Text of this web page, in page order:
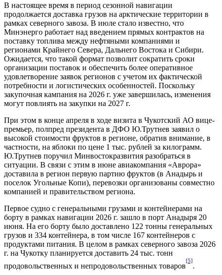
В настоящее время в период сезонной навигации
продолжается доставка грузов на арктические территории в
рамках северного завоза. В июле стало известно, что
Минэнерго работает над введением прямых контрактов на
поставку топлива между нефтяными компаниями и
регионами Крайнего Севера, Дальнего Востока и Сибири.
Ожидается, что такой формат позволит сократить сроки
организации поставок и обеспечить более оперативное
удовлетворение заявок регионов с учетом их фактической
потребности и логистических особенностей. Поскольку
закупочная кампания на 2026 г. уже завершилась, изменения
могут повлиять на закупки на 2027 г.
При этом в конце апреля в ходе визита в Чукотский АО вице-
премьер, полпред президента в ДФО Ю.Трутнев заявил о
высокой стоимости фруктов в регионе, обратив внимание, в
частности, на яблоки по цене 1 тыс. рублей за килограмм.
Ю.Трутнев поручил Минвостокразвития разобраться в
ситуации. В связи с этим в июне авиакомпания «Аврора»
доставила в регион первую партию фруктов (в Анадырь и
поселок Угольные Копи), перевозки организованы совместно
компанией и правительством региона.
Первое судно с генеральными грузами и контейнерами на
борту в рамках навигации 2026 г. зашло в порт Анадыря 20
июня. На его борту было доставлено 122 тонны генеральных
грузов и 334 контейнера, в том числе 167 контейнеров с
продуктами питания. В целом в рамках северного завоза 2026
г. на Чукотку планируется доставить 24 тыс. тонн
продовольственных и непродовольственных товаров
[5]
.